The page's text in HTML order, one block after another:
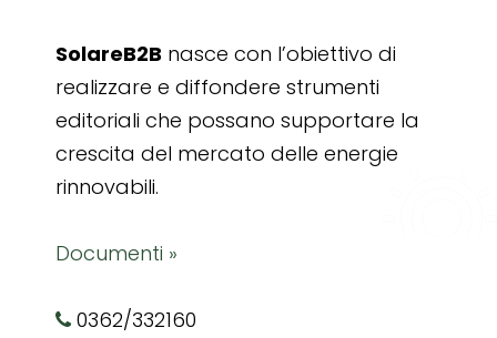
SolareB2B nasce con l’obiettivo di
realizzare e diffondere strumenti
editoriali che possano supportare la
crescita del mercato delle energie
rinnovabili.
Documenti »
0362/332160